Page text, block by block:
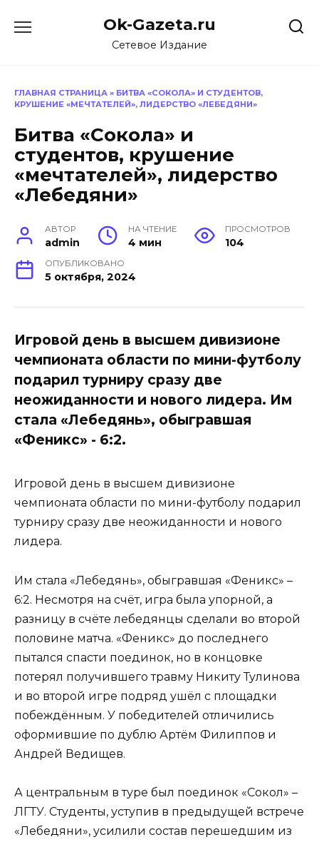
Ok-Gazeta.ru
Сетевое Издание
ГЛАВНАЯ СТРАНИЦА » БИТВА «СОКОЛА» И СТУДЕНТОВ,
КРУШЕНИЕ «МЕЧТАТЕЛЕЙ», ЛИДЕРСТВО «ЛЕБЕДЯНИ»
Битва «Сокола» и
студентов, крушение
«мечтателей», лидерство
«Лебедяни»
АВТОР
admin
НА ЧТЕНИЕ
4 мин
ПРОСМОТРОВ
104
ОПУБЛИКОВАНО
5 октября, 2024
Игровой день в высшем дивизионе
чемпионата области по мини-футболу
подарил турниру сразу две
неожиданности и нового лидера. Им
стала «Лебедянь», обыгравшая
«Феникс» - 6:2.
Игровой день в высшем дивизионе
чемпионата области по мини-футболу подарил
турниру сразу две неожиданности и нового
лидера.
Им стала «Лебедянь», обыгравшая «Феникс» –
6:2. Несмотря на счёт, игра была упорной, а
разницу в счёте лебедянцы сделали во второй
половине матча. «Феникс» до последнего
пытался спасти поединок, но в концовке
потерял получившего травму Никиту Тулинова
и во второй игре подряд ушёл с площадки
побеждённым. У победителей отличились
оформившие по дублю Артём Филиппов и
Андрей Ведищев.
А центральным в туре был поединок «Сокол» –
ЛГТУ. Студенты, уступив в предыдущей встрече
«Лебедяни», усилили состав перешедшим из